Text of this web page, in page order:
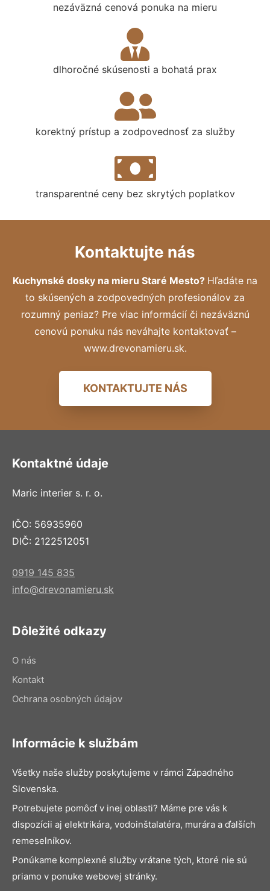
nezáväzná cenová ponuka na mieru
dlhoročné skúsenosti a bohatá prax
korektný prístup a zodpovednosť za služby
transparentné ceny bez skrytých poplatkov
Kontaktujte nás
Kuchynské dosky na mieru Staré Mesto? Hľadáte na
to skúsených a zodpovedných profesionálov za
rozumný peniaz? Pre viac informácií či nezáväznú
cenovú ponuku nás neváhajte kontaktovať –
www.drevonamieru.sk.
KONTAKTUJTE NÁS
Kontaktné údaje
Maric interier s. r. o.
IČO: 56935960
DIČ: 2122512051
0919 145 835
info@drevonamieru.sk
Dôležité odkazy
O nás
Kontakt
Ochrana osobných údajov
Informácie k službám
Všetky naše služby poskytujeme v rámci Západného
Slovenska.
Potrebujete pomôcť v inej oblasti? Máme pre vás k
dispozícii aj elektrikára, vodoinštalatéra, murára a ďalších
remeselníkov.
Ponúkame komplexné služby vrátane tých, ktoré nie sú
priamo v ponuke webovej stránky.